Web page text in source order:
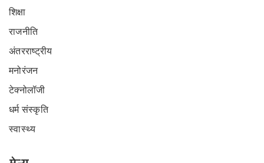
शिक्षा
राजनीति
अंतरराष्ट्रीय
मनोरंजन
टेक्नोलॉजी
धर्म संस्कृति
स्वास्थ्य